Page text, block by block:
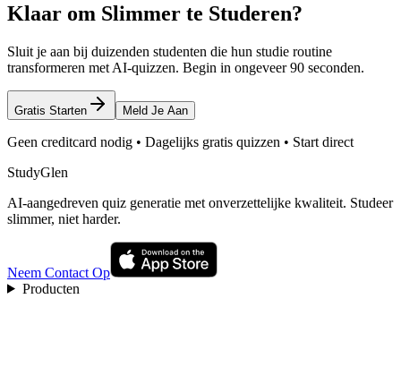
Klaar om Slimmer te Studeren?
Sluit je aan bij duizenden studenten die hun studie routine
transformeren met AI-quizzen. Begin in ongeveer 90 seconden.
Gratis Starten Meld Je Aan
Geen creditcard nodig • Dagelijks gratis quizzen • Start direct
StudyGlen
AI-aangedreven quiz generatie met onverzettelijke kwaliteit. Studeer
slimmer, niet harder.
Neem Contact Op
Producten